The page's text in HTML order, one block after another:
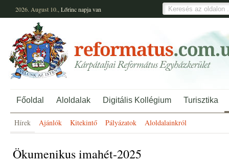
2026. August 10., Lőrincnapja van
Főoldal Aloldalak Digitális Kollégium Turisztika
Hírek Ajánlók Kitekintő Pályázatok Aloldalainkról
Ökumenikus imahét-2025